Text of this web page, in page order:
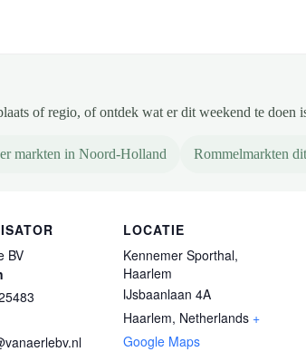
of regio, of ontdek wat er dit weekend te doen
markten in Noord-Holland Rommelmarkten
BV
LOCATIE
Kennemer Sporthal,
Haarlem
IJsbaanlaan 4A
Haarlem, Netherlands +
Google Maps